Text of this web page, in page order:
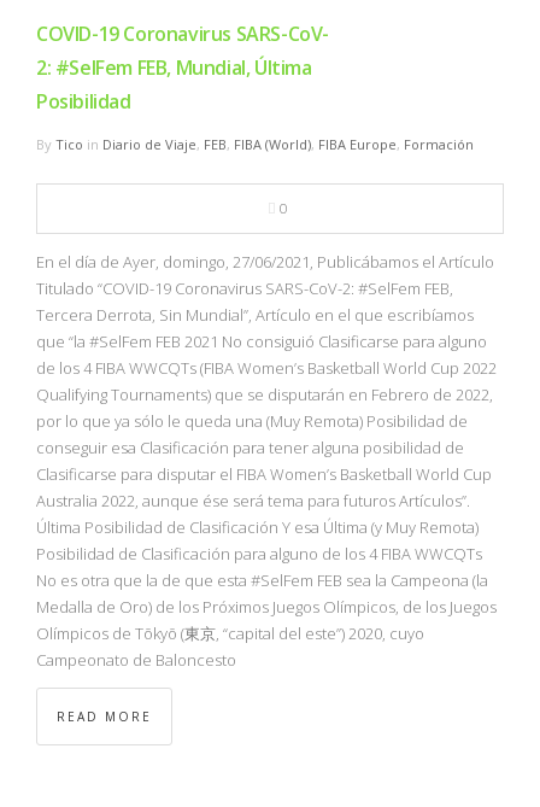
COVID-19 Coronavirus SARS-CoV-
2: #SelFem FEB, Mundial, Última
Posibilidad
By Tico in Diario de Viaje, FEB, FIBA (World), FIBA Europe, Formación
0
En el día de Ayer, domingo, 27/06/2021, Publicábamos el Artículo
Titulado “COVID-19 Coronavirus SARS-CoV-2: #SelFem FEB,
Tercera Derrota, Sin Mundial”, Artículo en el que escribíamos
que “la #SelFem FEB 2021 No consiguió Clasificarse para alguno
de los 4 FIBA WWCQTs (FIBA Women’s Basketball World Cup 2022
Qualifying Tournaments) que se disputarán en Febrero de 2022,
por lo que ya sólo le queda una (Muy Remota) Posibilidad de
conseguir esa Clasificación para tener alguna posibilidad de
Clasificarse para disputar el FIBA Women’s Basketball World Cup
Australia 2022, aunque ése será tema para futuros Artículos”.
Última Posibilidad de Clasificación Y esa Última (y Muy Remota)
Posibilidad de Clasificación para alguno de los 4 FIBA WWCQTs
No es otra que la de que esta #SelFem FEB sea la Campeona (la
Medalla de Oro) de los Próximos Juegos Olímpicos, de los Juegos
Olímpicos de Tōkyō (東京, “capital del este”) 2020, cuyo
Campeonato de Baloncesto
READ MORE